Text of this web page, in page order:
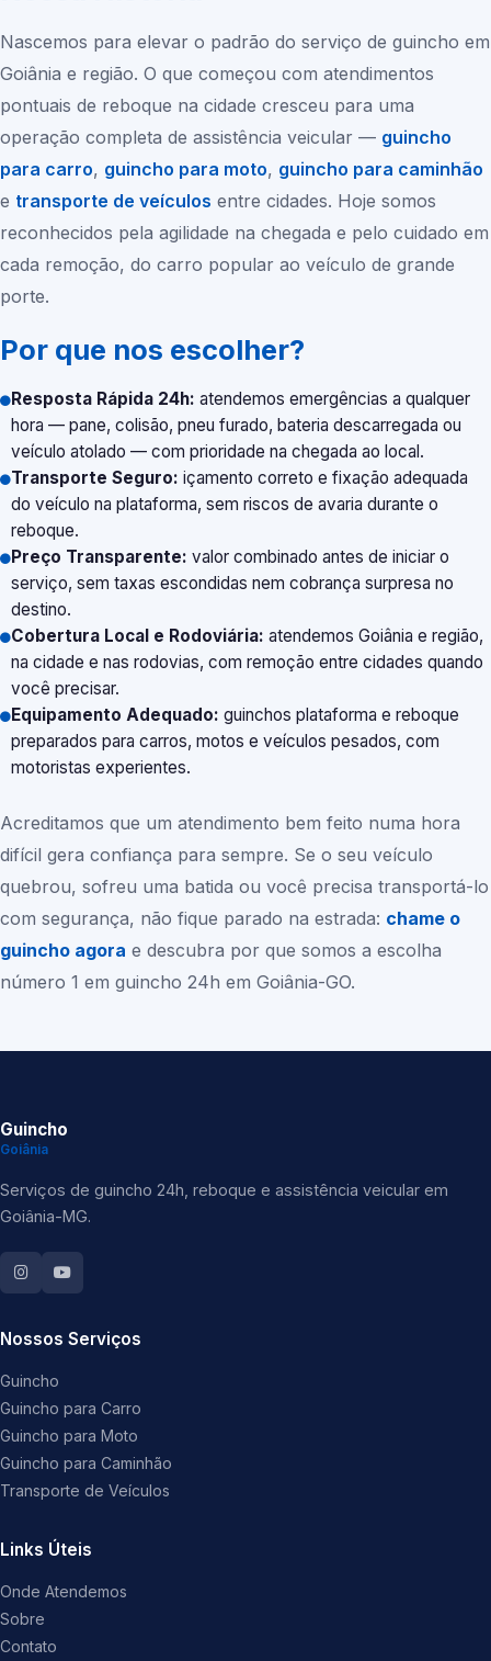
Nascemos para elevar o padrão do serviço de guincho em
Goiânia e região. O que começou com atendimentos
pontuais de reboque na cidade cresceu para uma
operação completa de assistência veicular — guincho
para carro, guincho para moto, guincho para caminhão
e transporte de veículos entre cidades. Hoje somos
reconhecidos pela agilidade na chegada e pelo cuidado em
cada remoção, do carro popular ao veículo de grande
porte.
Por que nos escolher?
Resposta Rápida 24h: atendemos emergências a qualquer
hora — pane, colisão, pneu furado, bateria descarregada ou
veículo atolado — com prioridade na chegada ao local.
Transporte Seguro: içamento correto e fixação adequada
do veículo na plataforma, sem riscos de avaria durante o
reboque.
Preço Transparente: valor combinado antes de iniciar o
serviço, sem taxas escondidas nem cobrança surpresa no
destino.
Cobertura Local e Rodoviária: atendemos Goiânia e região,
na cidade e nas rodovias, com remoção entre cidades quando
você precisar.
Equipamento Adequado: guinchos plataforma e reboque
preparados para carros, motos e veículos pesados, com
motoristas experientes.
Acreditamos que um atendimento bem feito numa hora
difícil gera confiança para sempre. Se o seu veículo
quebrou, sofreu uma batida ou você precisa transportá-lo
com segurança, não fique parado na estrada: chame o
guincho agora e descubra por que somos a escolha
número 1 em guincho 24h em Goiânia-GO.
Guincho
Goiânia
Serviços de guincho 24h, reboque e assistência veicular em
Goiânia-MG.
Nossos Serviços
Guincho
Guincho para Carro
Guincho para Moto
Guincho para Caminhão
Transporte de Veículos
Links Úteis
Onde Atendemos
Sobre
Contato